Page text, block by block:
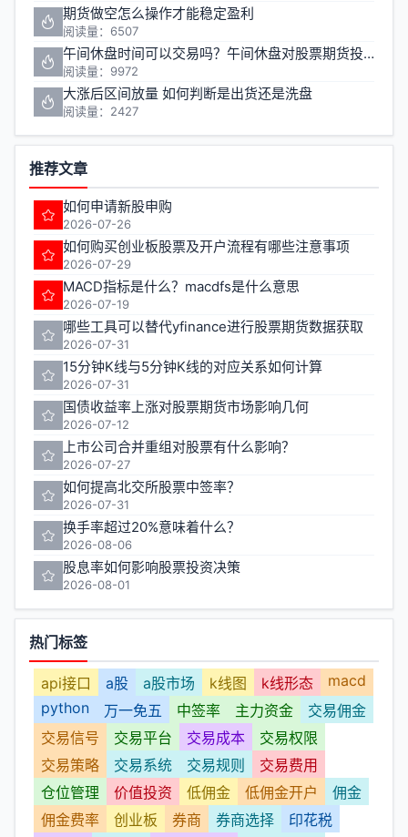
期货做空怎么操作才能稳定盈利
阅读量：6507
午间休盘时间可以交易吗？午间休盘对股票期货投资有什么影响
阅读量：9972
大涨后区间放量 如何判断是出货还是洗盘
阅读量：2427
推荐文章
如何申请新股申购
2026-07-26
如何购买创业板股票及开户流程有哪些注意事项
2026-07-29
MACD指标是什么？macdfs是什么意思
2026-07-19
哪些工具可以替代yfinance进行股票期货数据获取
2026-07-31
15分钟K线与5分钟K线的对应关系如何计算
2026-07-31
国债收益率上涨对股票期货市场影响几何
2026-07-12
上市公司合并重组对股票有什么影响？
2026-07-27
如何提高北交所股票中签率？
2026-07-31
换手率超过20%意味着什么？
2026-08-06
股息率如何影响股票投资决策
2026-08-01
热门标签
api接口 a股 a股市场 k线图 k线形态
macd
python
万一免五 中签率 主力资金
交易佣金
交易信号
交易平台 交易成本
交易权限
交易策略
交易系统 交易规则
交易费用
仓位管理
价值投资 低佣金 低佣金开户
佣金
佣金费率
创业板 券商 券商选择
印花税